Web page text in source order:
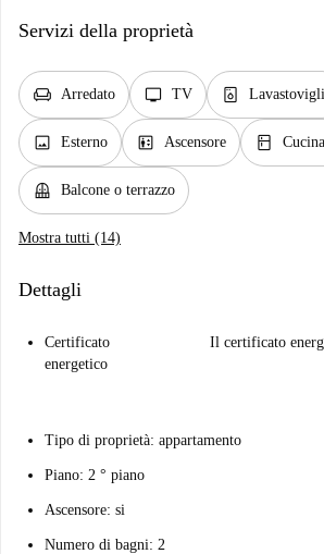
Servizi della proprietà
chair Arredato tv TV dishwasher_gen
image Esterno elevator Ascensore kitchen
balcony Balcone o terrazzo
Mostra tutti (14)
Dettagli
Certificato
energetico
Il certificato
Tipo di proprietà: appartamento
Piano: 2 ° piano
Ascensore: si
Numero di bagni: 2